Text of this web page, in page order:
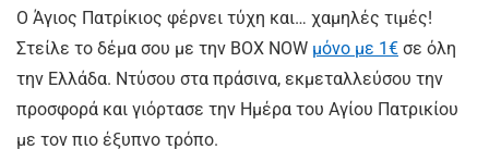
Ο Άγιος Πατρίκιος φέρνει τύχη και… χαμηλές τιμές!
Στείλε το δέμα σου με την BOX NOW μόνο με 1€ σε όλη
την Ελλάδα. Ντύσου στα πράσινα, εκμεταλλεύσου την
προσφορά και γιόρτασε την Ημέρα του Αγίου Πατρικίου
με τον πιο έξυπνο τρόπο.